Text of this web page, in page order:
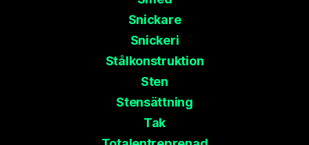
Snickare
Snickeri
Stålkonstruktion
Sten
Stensättning
Tak